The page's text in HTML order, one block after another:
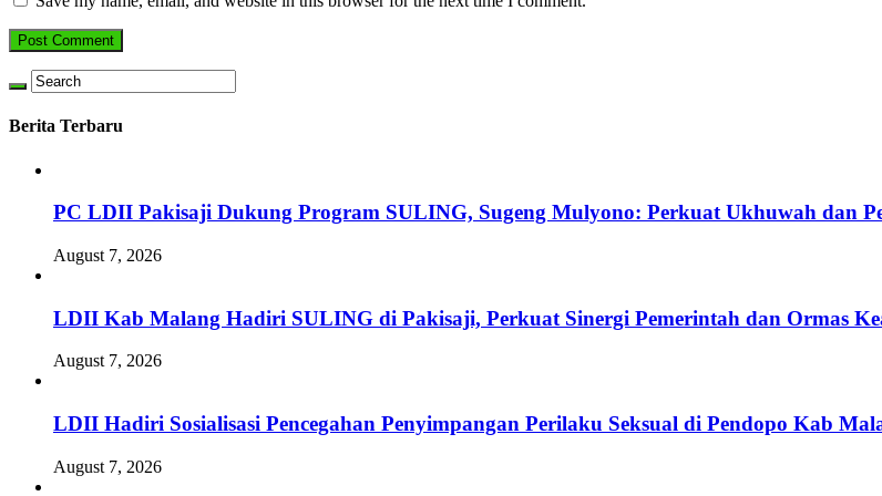
Berita Terbaru
PC LDII Pakisaji Dukung Program SULING, Sugeng Mulyono: Perkuat Ukhuwah dan
August 7, 2026
LDII Kab Malang Hadiri SULING di Pakisaji, Perkuat Sinergi Pemerintah dan Ormas
August 7, 2026
LDII Hadiri Sosialisasi Pencegahan Penyimpangan Perilaku Seksual di Pendopo Kab
August 7, 2026